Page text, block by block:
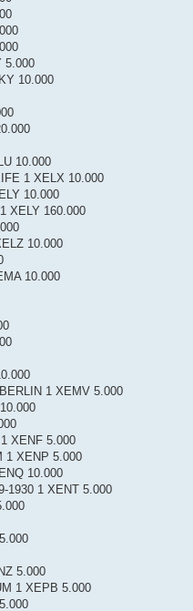
5.000
10.000
10.000
1 XELX 10.000
10.000
XELY 160.000
10.000
10.000
1 XEMV 5.000
XENF 5.000
1 XENP 5.000
10.000
1930 1 XENT 5.000
5.000
1 XEPB 5.000